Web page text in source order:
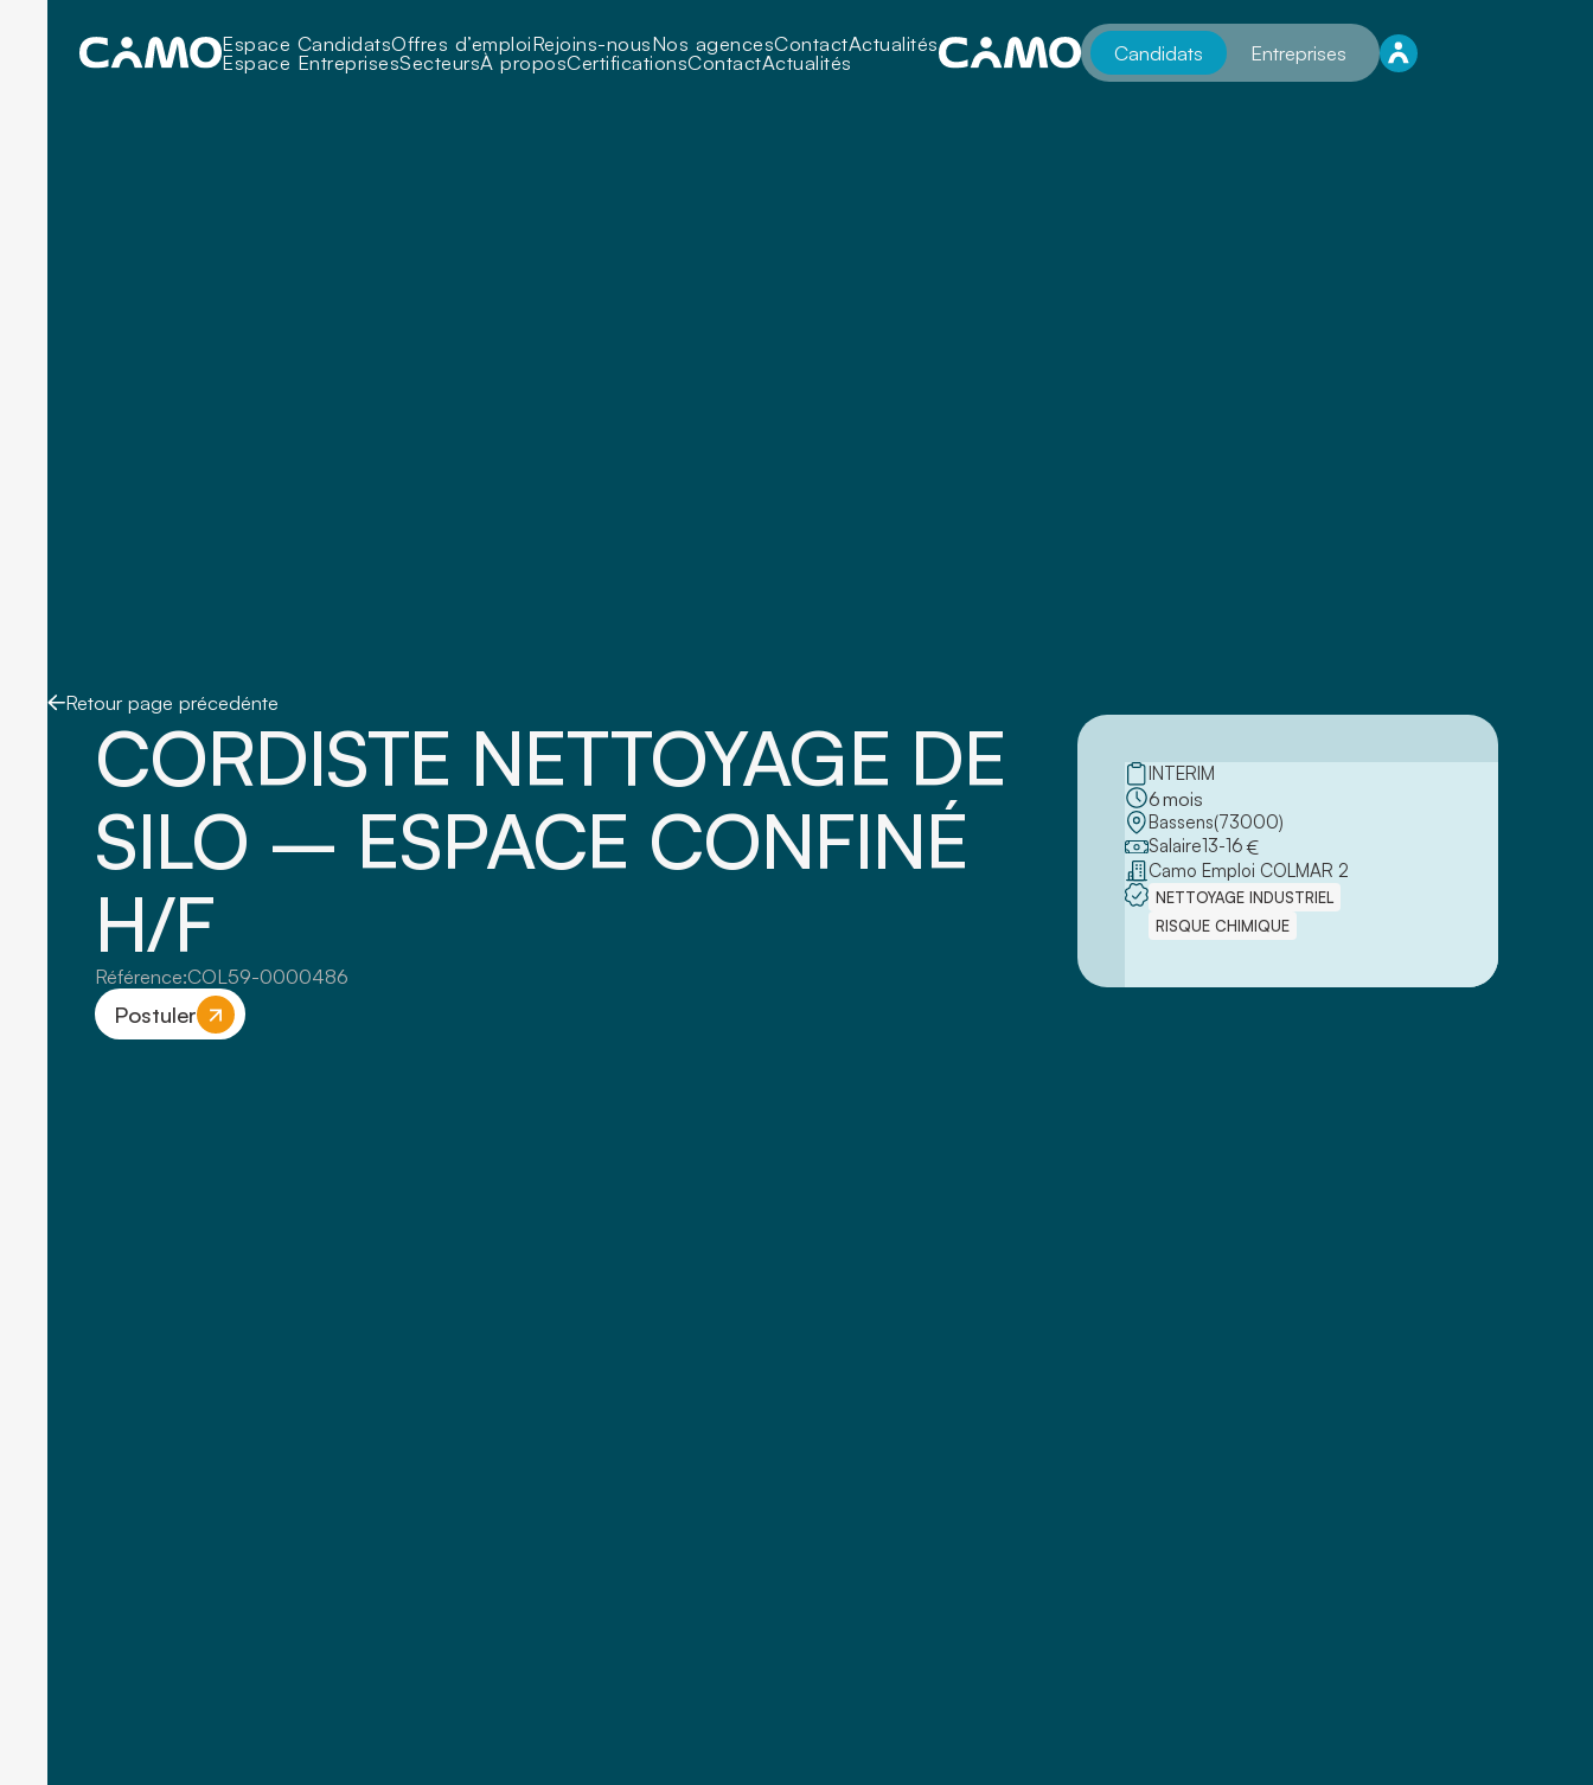
Espace CandidatsOffres d’emploiRejoins-nousNos agencesContactActualités
Espace EntreprisesSecteursÀ proposCertificationsContactActualités Candidats Entreprises
Retour page précedénte
CORDISTE NETTOYAGE DE
SILO – ESPACE CONFINÉ
H/F
Référence:COL59-0000486
Postuler
INTERIM
6mois
Bassens(73000)
Salaire13-16€
Camo Emploi COLMAR 2
NETTOYAGE INDUSTRIEL
RISQUE CHIMIQUE